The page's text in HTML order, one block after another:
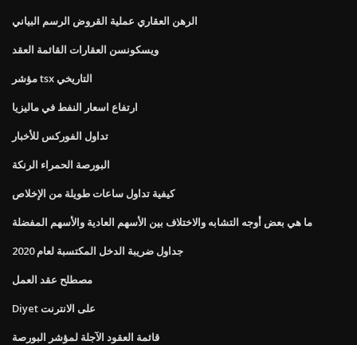
الرهن العقاري عملية القروض الرسم البياني
ويسكونسن العقارات القائمة العقد
مؤشر tsx التاريخي
ارتفاع اسعار النفط في ماليزيا
تداول الفوركس للأخبار
البورصة الحمراء الرنكة
كيفية تداول ساعات طويلة من الإخلاص
ما هي بعض أوجه التشابه والاختلاف بين الأسهم العادية والأسهم المفضلة
جداول ضريبة الدخل المكتسبة لعام 2020
مصطلح عقد العمل
Diyet على الانترنت
قائمة العقود الآجلة لمؤشر البورصة